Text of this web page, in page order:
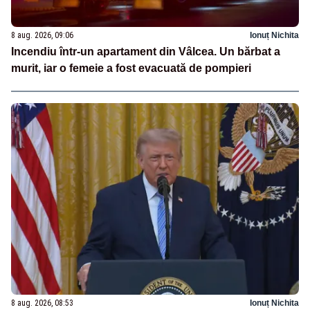
8 aug. 2026, 09:06 Ionuț Nichita
Incendiu într-un apartament din Vâlcea. Un bărbat a
murit, iar o femeie a fost evacuată de pompieri
8 aug. 2026, 08:53 Ionuț Nichita